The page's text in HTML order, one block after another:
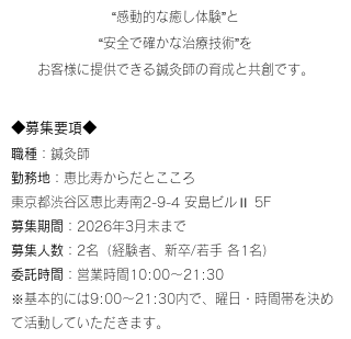
“感動的な癒し体験”と
“安全で確かな治療技術”を
お客様に提供できる鍼灸師の育成と共創です。
◆募集要項◆
職種 ：鍼灸師
勤務地 ：恵比寿からだとこころ
東京都渋谷区恵比寿南2-9-4 安島ビルⅡ 5F
募集期間 ：2026年3月末まで
募集人数 ：2名（経験者、新卒/若手 各1名）
委託時間 ： 営業時間10:00～21:30
※基本的には9:00〜21:30内で、曜日・時間帯を決め
て活動していただきます。​